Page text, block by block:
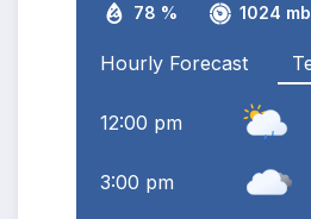
78 % 1024 mb
Hourly Forecast
12:00 pm
3:00 pm